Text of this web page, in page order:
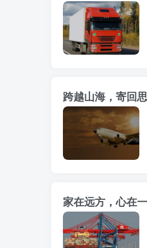
跨越山海，寄回
家在远方，心在